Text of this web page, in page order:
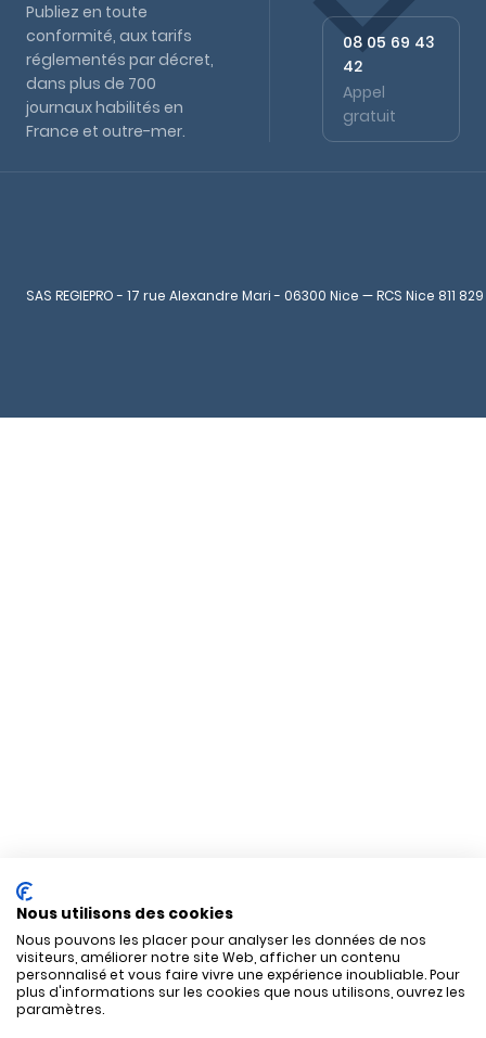
Publiez en toute
conformité, aux tarifs
réglementés par décret,
dans plus de 700
journaux habilités en
France et outre-mer.
08 05 69 43
42
Appel
gratuit
SAS REGIEPRO - 17 rue Alexandre Mari - 06300 Nice — RCS Nice 811
Nous utilisons des cookies
Nous pouvons les placer pour analyser les données de nos
visiteurs, améliorer notre site Web, afficher un contenu
personnalisé et vous faire vivre une expérience inoubliable. Pour
plus d'informations sur les cookies que nous utilisons, ouvrez les
paramètres.